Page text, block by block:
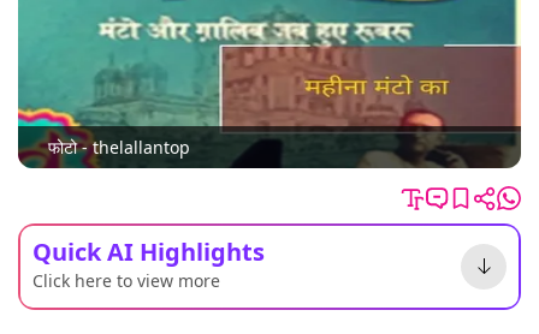
फोटो - thelallantop
Quick AI Highlights
Click here to view more